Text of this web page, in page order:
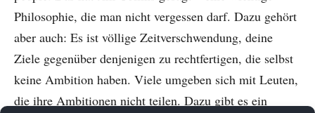
Philosophie, die man nicht vergessen darf. Dazu gehört
aber auch: Es ist völlige Zeitverschwendung, deine
Ziele gegenüber denjenigen zu rechtfertigen, die selbst
keine Ambition haben. Viele umgeben sich mit Leuten,
die ihre Ambitionen nicht teilen. Dazu gibt es ein